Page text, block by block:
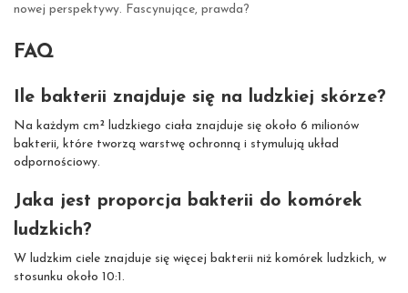
nowej perspektywy. Fascynujące, prawda?
FAQ
Ile bakterii znajduje się na ludzkiej skórze?
Na każdym cm² ludzkiego ciała znajduje się około 6 milionów
bakterii, które tworzą warstwę ochronną i stymulują układ
odpornościowy.
Jaka jest proporcja bakterii do komórek
ludzkich?
W ludzkim ciele znajduje się więcej bakterii niż komórek ludzkich, w
stosunku około 10:1.